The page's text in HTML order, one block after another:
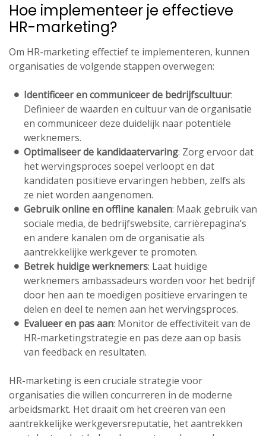
Hoe implementeer je effectieve
HR-marketing?
Om HR-marketing effectief te implementeren, kunnen
organisaties de volgende stappen overwegen:
Identificeer en communiceer de bedrijfscultuur:
Definieer de waarden en cultuur van de organisatie
en communiceer deze duidelijk naar potentiële
werknemers.
Optimaliseer de kandidaatervaring: Zorg ervoor dat
het wervingsproces soepel verloopt en dat
kandidaten positieve ervaringen hebben, zelfs als
ze niet worden aangenomen.
Gebruik online en offline kanalen: Maak gebruik van
sociale media, de bedrijfswebsite, carrièrepagina’s
en andere kanalen om de organisatie als
aantrekkelijke werkgever te promoten.
Betrek huidige werknemers: Laat huidige
werknemers ambassadeurs worden voor het bedrijf
door hen aan te moedigen positieve ervaringen te
delen en deel te nemen aan het wervingsproces.
Evalueer en pas aan: Monitor de effectiviteit van de
HR-marketingstrategie en pas deze aan op basis
van feedback en resultaten.
HR-marketing is een cruciale strategie voor
organisaties die willen concurreren in de moderne
arbeidsmarkt. Het draait om het creëren van een
aantrekkelijke werkgeversreputatie, het aantrekken